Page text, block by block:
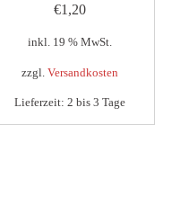
€1,20
inkl. 19 % MwSt.
zzgl. Versandkosten
Lieferzeit: 2 bis 3 Tage